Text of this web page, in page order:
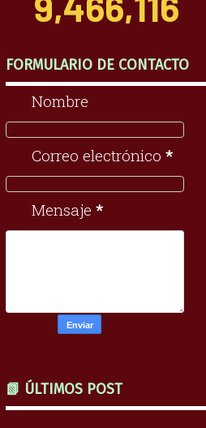
FORMULARIO DE CONTACTO
Nombre
Correo electrónico *
Mensaje *
📗 ÚLTIMOS POST